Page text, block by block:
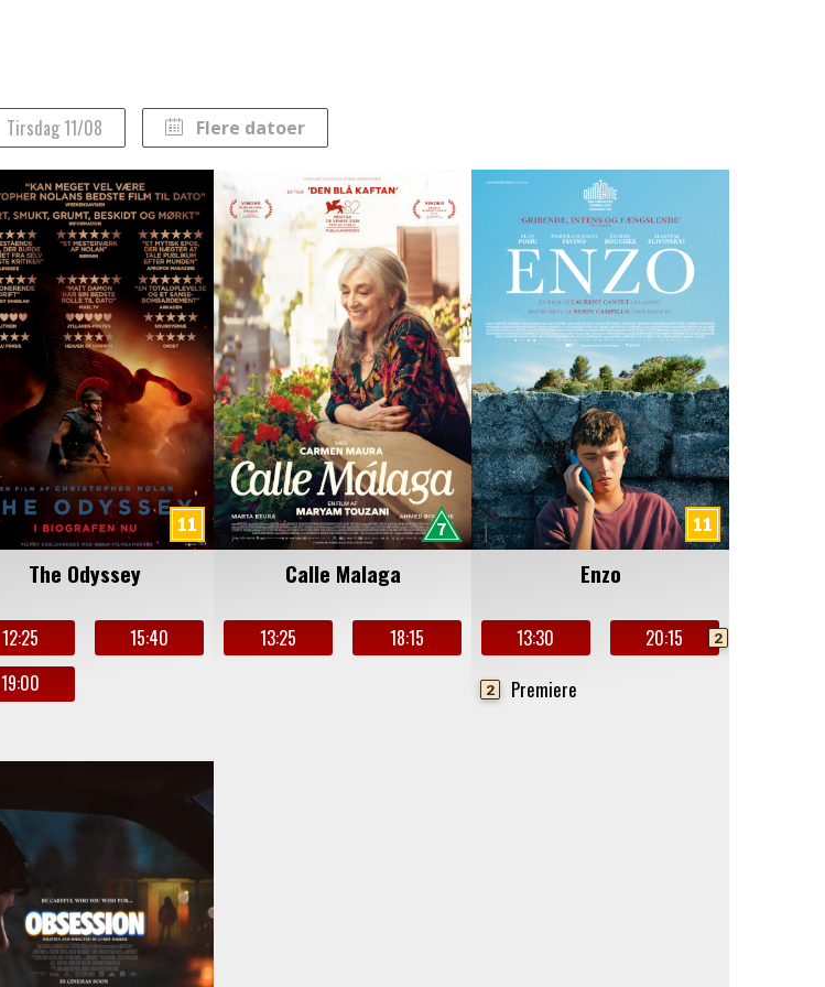
Tirsdag 11/08 Flere datoer
August 2026
Ons Tors Fre Lør Søn
29 30 31 1
2
5 6 7 8
9
12 13 14 15
16
19 20 21 22
23
26 27 28 29
30
2 3 4 5 6
The Odyssey
12:25
15:40
19:00
Calle Malaga
13:25 18:15
Enzo
13:30 20:15 2
2 Premiere